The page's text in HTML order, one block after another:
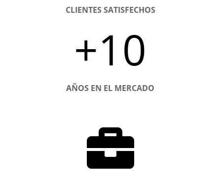
CLIENTES SATISFECHOS
+10
AÑOS EN EL MERCADO
